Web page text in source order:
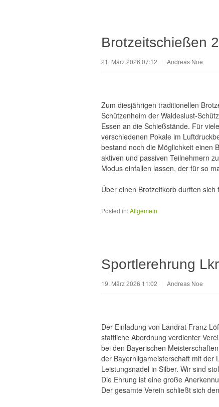
Brotzeitschießen
21. März 2026 07:12 Andreas Noe
Zum diesjährigen traditionellen
Schützenheim der Waldeslust-
Essen an die Schießstände. Für
verschiedenen Pokale im
bestand noch die Möglichkeit einen
aktiven und passiven Teilnehmern
Modus einfallen lassen, der für so
Über einen Brotzeitkorb durften
Posted in:Allgemein
Sportlerehrung
19. März 2026 11:02 Andreas Noe
Der Einladung von Landrat Franz
stattliche Abordnung verdienter
bei den Bayerischen
der Bayernligameisterschaft mit der
Leistungsnadel in Silber. Wir sind
Die Ehrung ist eine große
Der gesamte Verein schließt sich